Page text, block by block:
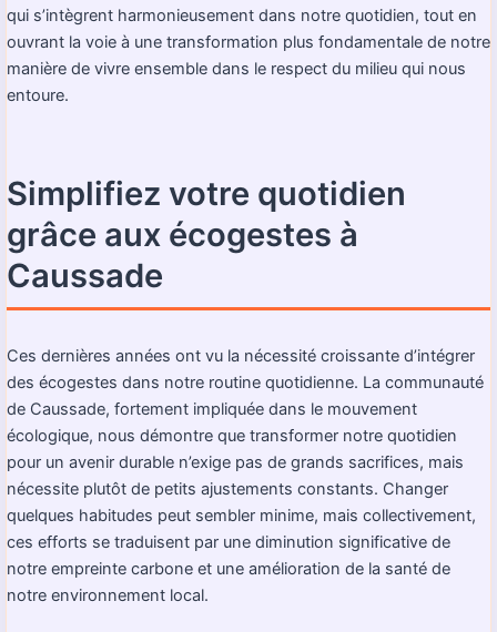
qui s’intègrent harmonieusement dans notre quotidien, tout en
ouvrant la voie à une transformation plus fondamentale de notre
manière de vivre ensemble dans le respect du milieu qui nous
entoure.
Simplifiez votre quotidien
grâce aux écogestes à
Caussade
Ces dernières années ont vu la nécessité croissante d’intégrer
des écogestes dans notre routine quotidienne. La communauté
de Caussade, fortement impliquée dans le mouvement
écologique, nous démontre que transformer notre quotidien
pour un avenir durable n’exige pas de grands sacrifices, mais
nécessite plutôt de petits ajustements constants. Changer
quelques habitudes peut sembler minime, mais collectivement,
ces efforts se traduisent par une diminution significative de
notre empreinte carbone et une amélioration de la santé de
notre environnement local.